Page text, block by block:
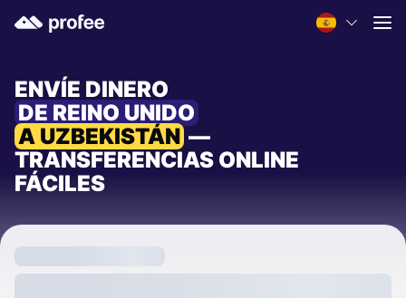
ENVÍE DINERO
DE REINO UNIDO
A UZBEKISTÁN —
TRANSFERENCIAS ONLINE
FÁCILES